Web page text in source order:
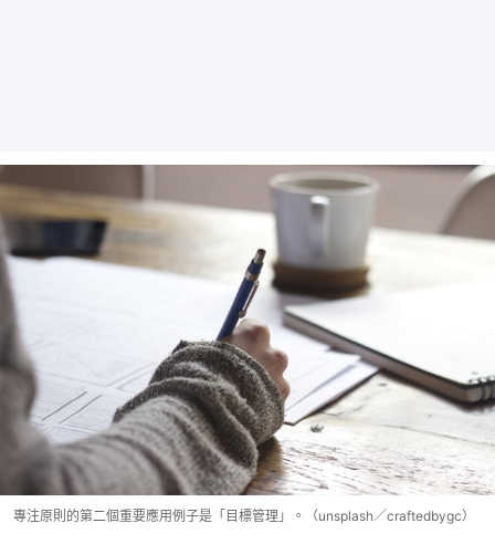
專注原則的第二個重要應用例子是「目標管理」。（unsplash／craftedbygc）